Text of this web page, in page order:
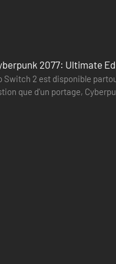
2077: Ultimate
Switch 2 est disponible
que d'un portage,
la console. Le titre…